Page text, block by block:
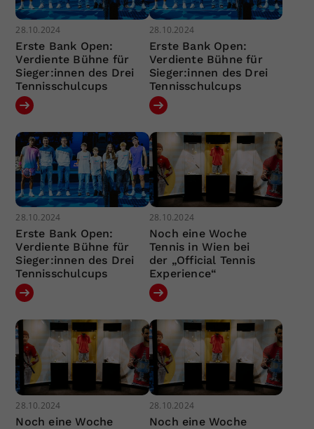
28.10.2024
Erste Bank Open:
Verdiente Bühne für
Sieger:innen des Drei
Tennisschulcups
28.10.2024
Erste Bank Open:
Verdiente Bühne für
Sieger:innen des Drei
Tennisschulcups
28.10.2024
Erste Bank Open:
Verdiente Bühne für
Sieger:innen des Drei
Tennisschulcups
28.10.2024
Noch eine Woche
Tennis in Wien bei
der „Official Tennis
Experience“
28.10.2024
Noch eine Woche
28.10.2024
Noch eine Woche